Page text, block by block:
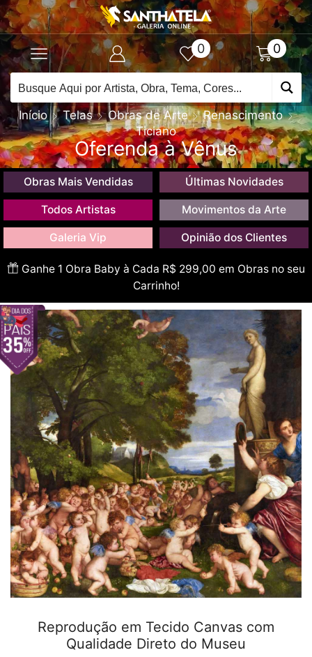
0 0
Início Telas Obras de Arte
Renascimento
Ticiano
Oferenda à Vênus
Obras Mais Vendidas Últimas Novidades
Todos Artistas Movimentos da Arte
Galeria Vip Opinião dos Clientes
Ganhe 1 Obra Baby à Cada R$ 299,00 em Obras no seu
Carrinho!
Reprodução em Tecido Canvas com
Qualidade Direto do Museu